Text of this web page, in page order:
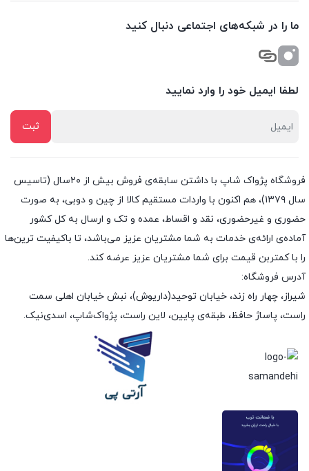
ما را در شبکه‌های اجتماعی دنبال کنید
لطفا ایمیل خود را وارد نمایید
فروشگاه پژواک شاپ با داشتن سابقه‌ی فروش بیش از ۲۰سال (تاسیس
سال ۱۳۷۹)، هم اکنون با واردات مستقیم کالا از چین و دوبی، به صورت
حضوری و غیرحضوری، نقد و اقساط، عمده و تک و ارسال به کل کشور
آماده‌ی ارائه‌ی خدمات به شما مشتریان عزیز می‌باشد، تا باکیفیت ترین‌ها
را با کمتربن قیمت برای شما مشتریان عزیز عرضه کند.
آدرس فروشگاه:
شیراز، چهار راه زند، خیابان توحید(داریوش)، نبش خیابان اهلی سمت
راست، پاساژ حافظ، طبقه‌ی پایین، لاین راست، پژواک‌شاپ، اسدی‌نیک.